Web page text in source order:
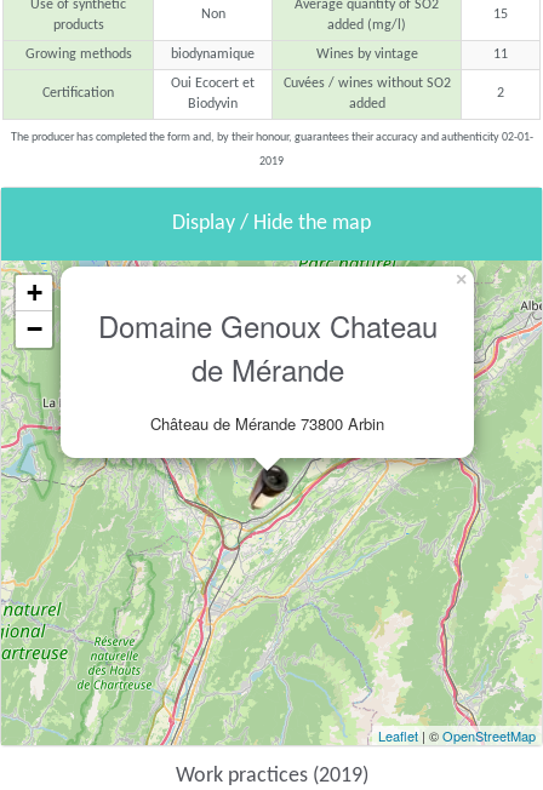
Use of synthetic
products
Non
Average quantity of SO2
added (mg/l)
15
Growing methods biodynamique Wines by vintage 11
Certification
Oui Ecocert et
Biodyvin
Cuvées / wines without SO2
added
2
The producer has completed the form and, by their honour, guarantees their accuracy and authenticity 02-01-
2019
Display / Hide the map
Domaine Genoux Chateau
de Mérande
Château de Mérande 73800 Arbin
×
+
−
Leaflet | ©OpenStreetMap
Work practices (2019)